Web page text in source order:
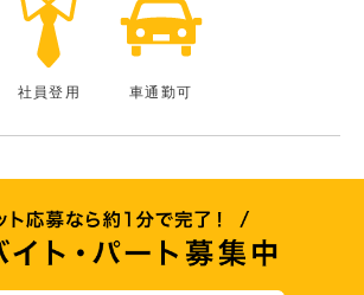
社員登用 車通勤可